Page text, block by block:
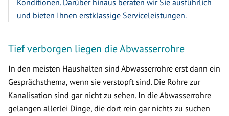
Konditionen. Darüber hinaus beraten wir Sie ausführlich
und bieten Ihnen erstklassige Serviceleistungen.
Tief verborgen liegen die Abwasserrohre
In den meisten Haushalten sind Abwasserrohre erst dann ein
Gesprächsthema, wenn sie verstopft sind. Die Rohre zur
Kanalisation sind gar nicht zu sehen. In die Abwasserrohre
gelangen allerlei Dinge, die dort rein gar nichts zu suchen